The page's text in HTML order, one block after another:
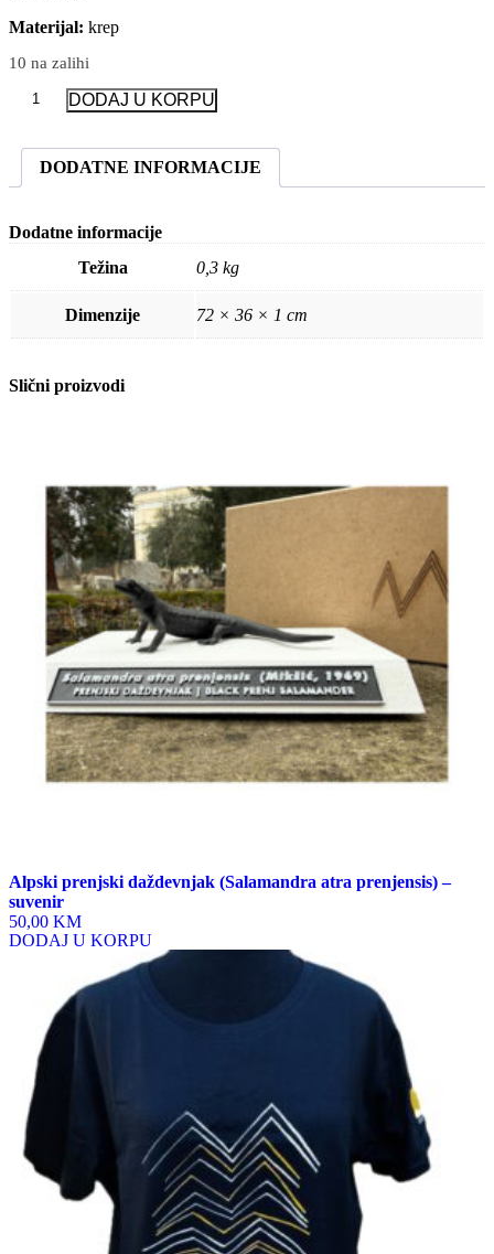
Materijal: krep
10 na zalihi
Ceker
Zemaljskog
muzeja
Hercegovine
DODAJ U KORPU
DODATNE INFORMACIJE
Dodatne informacije
Težina
0,3 kg
Dimenzije 72 × 36 × 1 cm
Slični proizvodi
Alpski prenjski daždevnjak (Salamandra atra prenjensis) –
suvenir
50,00 KM
DODAJ U KORPU
multiple
variants.
options
may
chosen
on
product